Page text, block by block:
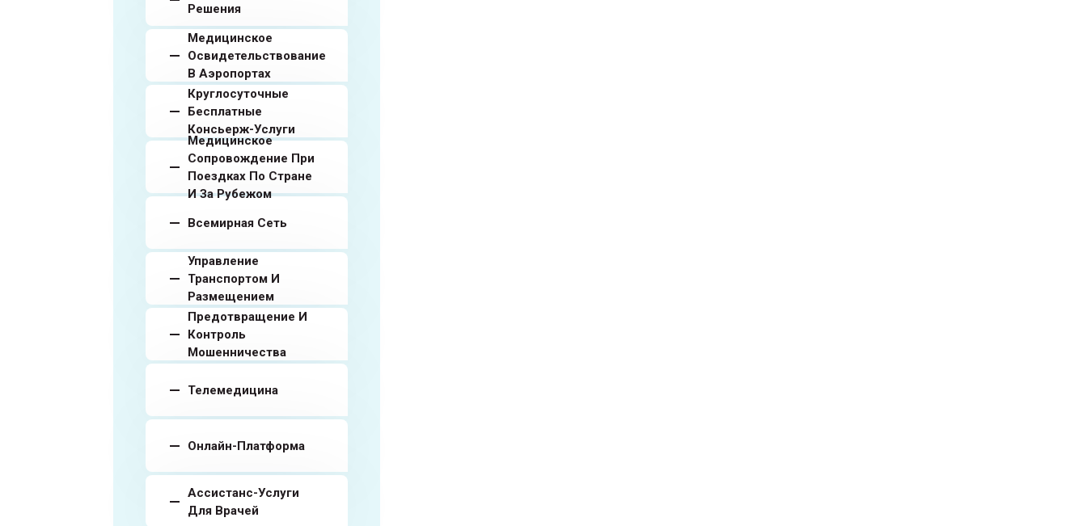
Решения
Медицинское
Освидетельствование
В Аэропортах
Круглосуточные
Бесплатные
Консьерж-Услуги
Медицинское
Сопровождение При
Поездках По Стране
И За Рубежом
Всемирная Сеть
Управление
Транспортом И
Размещением
Предотвращение И
Контроль
Мошенничества
Телемедицина
Онлайн-Платформа
Ассистанс-Услуги
Для Врачей